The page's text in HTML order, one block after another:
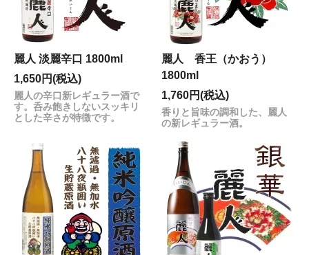
麗人 淡麗辛口 1800ml
1,650円(税込)
麗人の辛口新レギュラー酒で
す。呑み飽きしないスッキリ
とした辛さが特徴です。
麗人 香王（かおう）
1800ml
1,760円(税込)
香りと旨味の調和した、麗人
の新レギュラー酒。